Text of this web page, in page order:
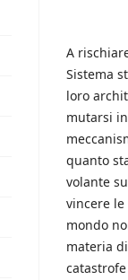
A
Sistema
loro
mutarsi
quanto
volante
vincere
mondo
materia